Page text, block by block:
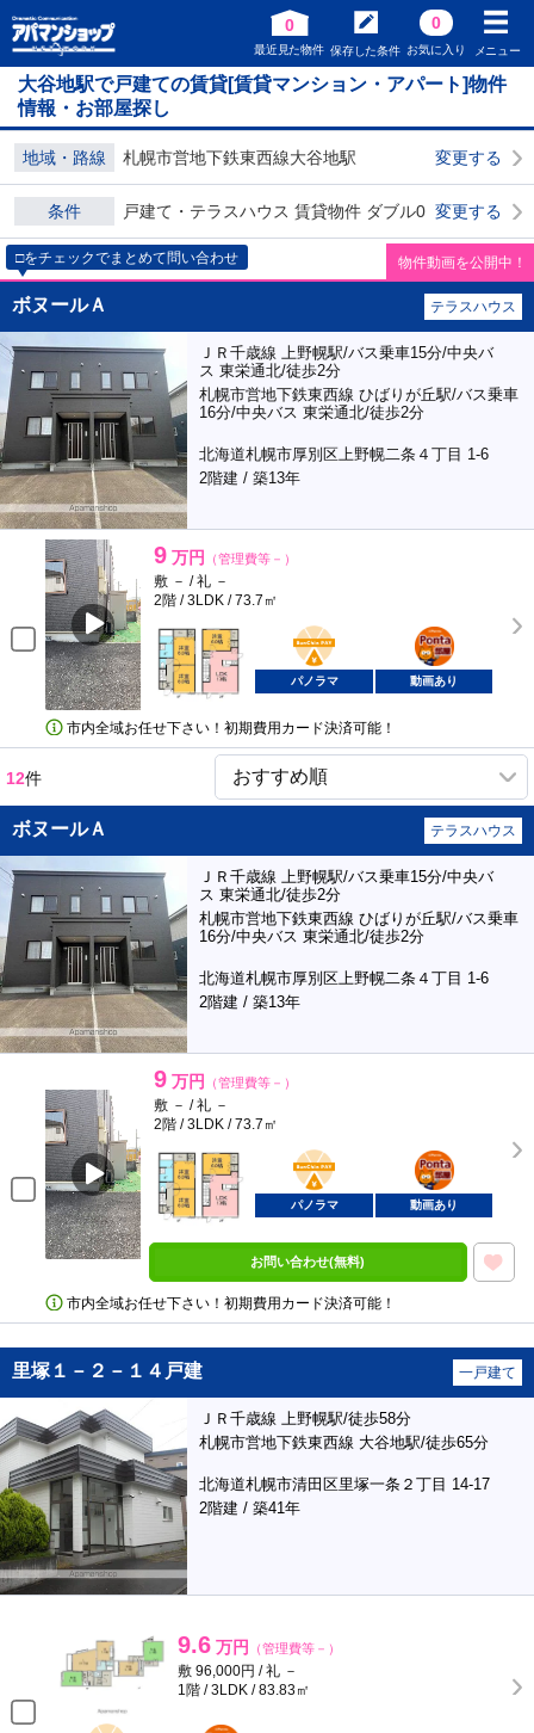
0
最近見た物件 保存した条件
0
お気に入り メニュー
大谷地駅で戸建ての賃貸[賃貸マンション・アパート]物件
情報・お部屋探し
地域・路線 札幌市営地下鉄東西線大谷地駅 変更する
条件 戸建て・テラスハウス 賃貸物件 ダブル0 変更する
□をチェックでまとめて問い合わせ 物件動画を公開中！
ボヌールＡ テラスハウス
ＪＲ千歳線 上野幌駅/バス乗車15分/中央バ
ス 東栄通北/徒歩2分
札幌市営地下鉄東西線 ひばりが丘駅/バス乗車
16分/中央バス 東栄通北/徒歩2分
北海道札幌市厚別区上野幌二条４丁目 1-6
2階建 / 築13年
9 万円 （管理費等－）
敷 － / 礼 －
2階 / 3LDK / 73.7㎡
BunChinPAY
ポンタ
部屋
パノラマ 動画あり
市内全域お任せ下さい！初期費用カード決済可能！
12件
ボヌールＡ テラスハウス
ＪＲ千歳線 上野幌駅/バス乗車15分/中央バ
ス 東栄通北/徒歩2分
札幌市営地下鉄東西線 ひばりが丘駅/バス乗車
16分/中央バス 東栄通北/徒歩2分
北海道札幌市厚別区上野幌二条４丁目 1-6
2階建 / 築13年
9 万円 （管理費等－）
敷 － / 礼 －
2階 / 3LDK / 73.7㎡
BunChinPAY
ポンタ
部屋
パノラマ 動画あり
お問い合わせ(無料)
市内全域お任せ下さい！初期費用カード決済可能！
里塚１－２－１４戸建 一戸建て
ＪＲ千歳線 上野幌駅/徒歩58分
札幌市営地下鉄東西線 大谷地駅/徒歩65分
北海道札幌市清田区里塚一条２丁目 14-17
2階建 / 築41年
9.6 万円 （管理費等－）
敷 96,000円 / 礼 －
1階 / 3LDK / 83.83㎡
BunChinPAY
ポンタ